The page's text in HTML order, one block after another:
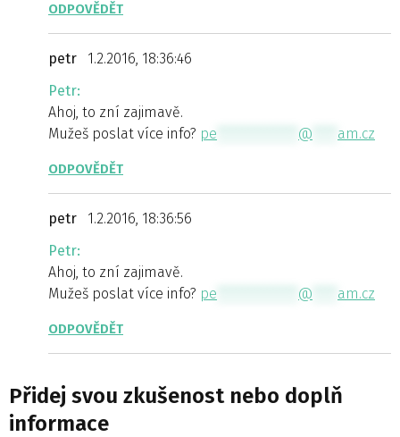
ODPOVĚDĚT
petr
1.2.2016, 18:36:46
Petr:
Ahoj, to zní zajimavě.
Mužeš poslat více info? pe @ am.cz
ODPOVĚDĚT
petr
1.2.2016, 18:36:56
Petr:
Ahoj, to zní zajimavě.
Mužeš poslat více info? pe @ am.cz
ODPOVĚDĚT
Přidej svou zkušenost nebo doplň
informace